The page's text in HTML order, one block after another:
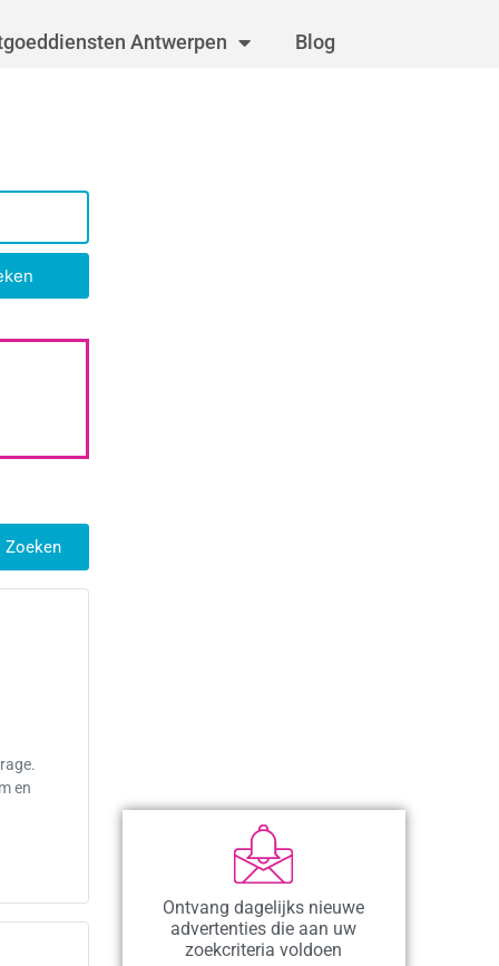
Antwerpen Blog
Zoeken
en
Ontvang dagelijks nieuwe
advertenties die aan uw
zoekcriteria voldoen